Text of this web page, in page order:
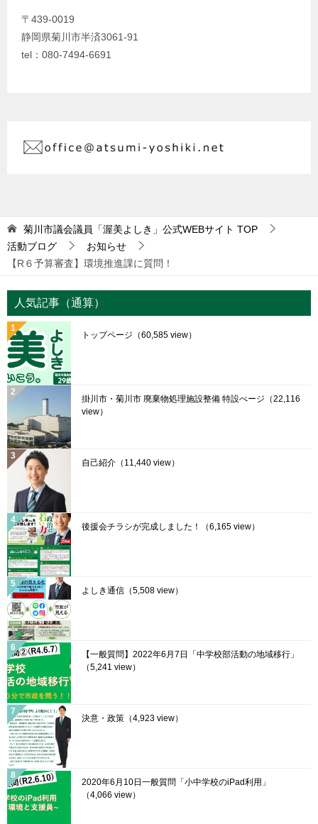
〒439-0019
静岡県菊川市半済3061-91
tel：080-7494-6691
菊川市議会議員「渥美よしき」公式WEBサイト TOP
活動ブログ
お知らせ
【R６予算審査】環境推進課に質問！
人気記事（通算）
トップページ （60,585 view）
掛川市・菊川市 廃棄物処理施設整備 特設ぺージ （22,116
view）
自己紹介 （11,440 view）
後援会チラシが完成しました！ （6,165 view）
よしき通信 （5,508 view）
【一般質問】2022年6月7日「中学校部活動の地域移行」
（5,241 view）
決意・政策 （4,923 view）
2020年6月10日一般質問「小中学校のiPad利用」
（4,066 view）